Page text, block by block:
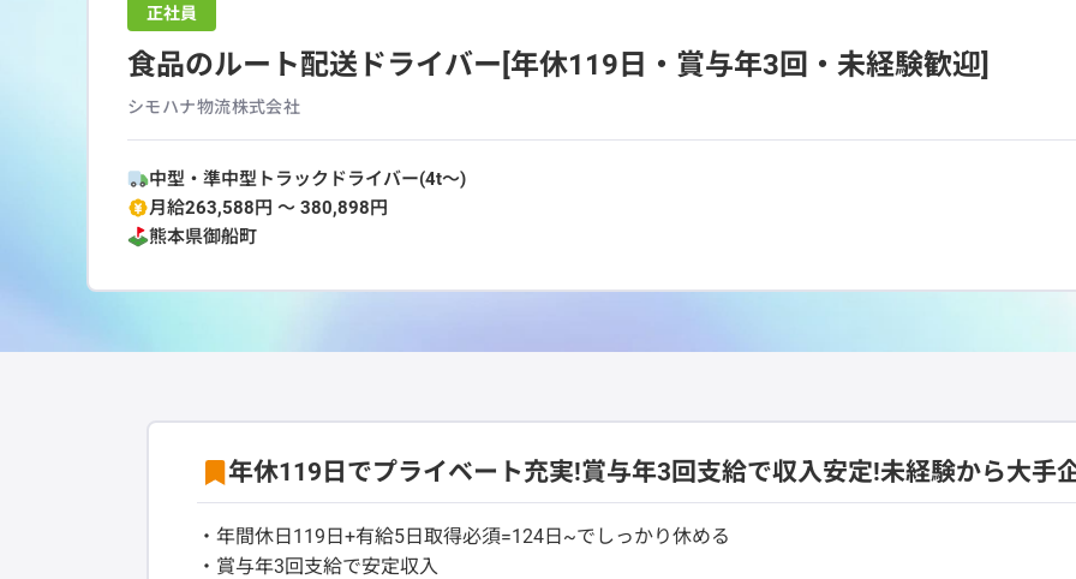
正社員
食品のルート配送ドライバー[年休119日・賞与年3回・未経験歓迎]
シモハナ物流株式会社
中型・準中型トラックドライバー(4t～)
月給263,588円 〜 380,898円
熊本県御船町
年休119日でプライベート充実!賞与年3回支給で収入安定!未経験から大手
・年間休日119日+有給5日取得必須=124日~でしっかり休める
・賞与年3回支給で安定収入